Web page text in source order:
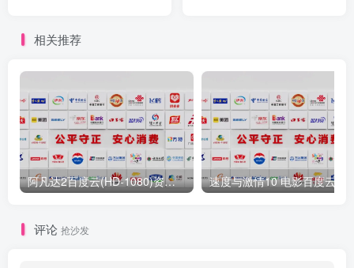
相关推荐
阿凡达2百度云(HD-1080)资源全部迅雷下载百度云网盘下载
评论 抢沙发